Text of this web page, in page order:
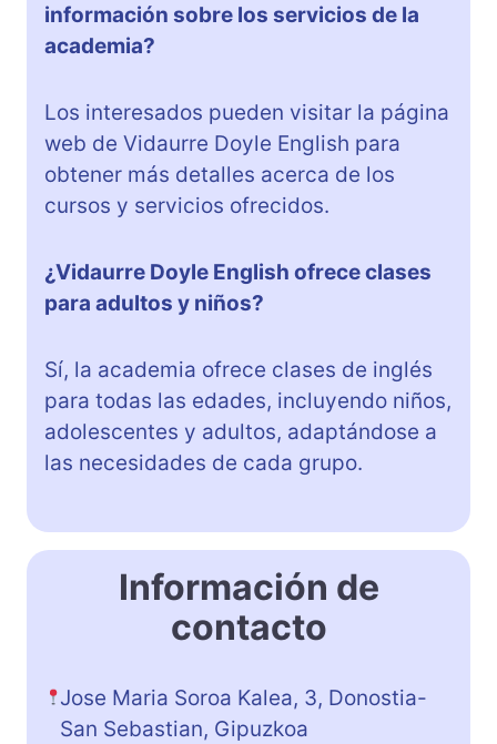
información sobre los servicios de la
academia?
Los interesados pueden visitar la página
web de Vidaurre Doyle English para
obtener más detalles acerca de los
cursos y servicios ofrecidos.
¿Vidaurre Doyle English ofrece clases
para adultos y niños?
Sí, la academia ofrece clases de inglés
para todas las edades, incluyendo niños,
adolescentes y adultos, adaptándose a
las necesidades de cada grupo.
Información de
contacto
Jose Maria Soroa Kalea, 3, Donostia-
San Sebastian, Gipuzkoa